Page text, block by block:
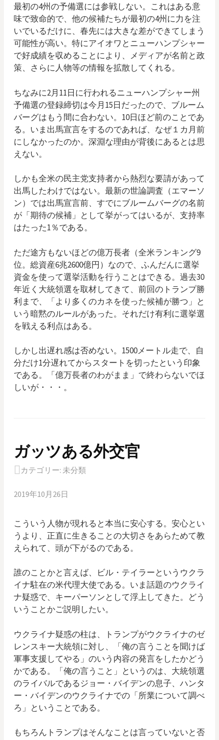
最初の4州の予備選には参戦しない。これはある意
味で致命的で、他の候補たちが最初の4州に力を注
いでいるだけに、春先には大きな差ができてしまう
可能性が高い。特にアイオワとニューハンプシャー
で好成績を収めることにより、メディアが名前と政
策、さらに人物等の情報を拡散してくれる。
ちなみに2月11日に行われるニューハンプシャー州
予備選の登録締切は今月15日だったので、ブルーム
バーグはもう間に合わない。10日ほど前のことであ
る。いま出馬宣言をするのであれば、なぜ１カ月前
にしなかったのか。深淵な理由が背後にあるとは思
えない。
しかも全米の民主党支持者から熱烈な要請があって
出馬したわけではない。最新の世論調査（エマーソ
ン）では出馬宣言前、すでにブルームバーグの名前
が「期待の候補」として挙がってはいるが、支持率
はたった1％である。
ただ途方もないほどの億万長者（全米ランキング9
位。総資産6兆2600億円）なので、ふんだんに選挙
資金を使って選挙活動を行うことはできる。過去30
年近く大統領選を取材してきて、前回のトランプ勝
利まで、「より多くのカネを使った候補が勝つ」と
いう暗黙のルールがあった。それだけ有利に選挙選
を戦える利点はある。
しかし出遅れ感は否めない。1500メートル走で、自
分だけ1分遅れてからスタートを切ったという印象
である。「億万長者のわがまま」で終わらないでほ
しいが・・・。
ガッツある外交官
カテゴリー: 未分類
2019年10月26日
こういう人物が現れると本当に安心する。安心とい
うより、正直に生きることの大切さをあらためて教
えられて、頭が下がるのである。
誰のことかと言えば、ビル・テイラーというウクラ
イナ駐在の米代理大使である。いま話題のウクライ
ナ疑惑で、キーパーソンとして浮上してきた。どう
いうことかご説明したい。
ウクライナ疑惑の柱は、トランプがウクライナのゼ
レンスキー大統領に対し、「俺の言うことを聞けば
軍事支援してやる」のいう内容の発言をしたかどう
かである。「俺の言うこと」というのは、大統領選
のライバルであるジョー・バイデンの息子、ハンタ
ー・バイデンのウクライナでの「所業について調べ
ろ」ということである。
もちろんトランプはそんなことは言っていないと否